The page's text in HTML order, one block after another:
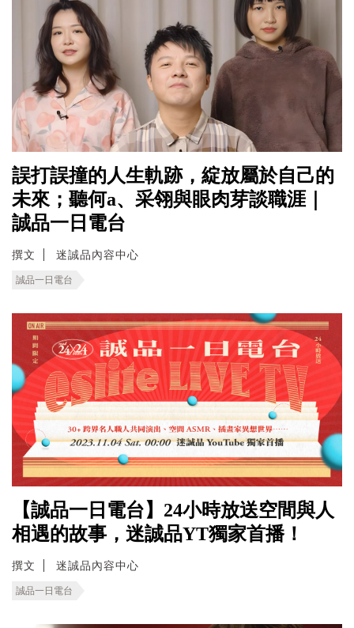
誤打誤撞的人生軌跡，綻放屬於自己的
未來；聽何a、采翎與眼肉芽談職涯｜
誠品一日電台
撰文 迷誠品內容中心
誠品一日電台
【誠品一日電台】24小時放送空間與人
相遇的故事，迷誠品YT獨家首播！
撰文 迷誠品內容中心
誠品一日電台